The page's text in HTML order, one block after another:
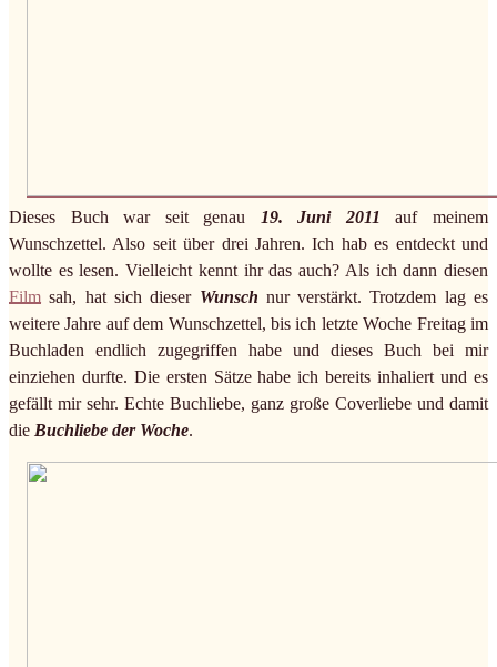
Dieses Buch war seit genau 19. Juni 2011 auf meinem
Wunschzettel. Also seit über drei Jahren. Ich hab es entdeckt und
wollte es lesen. Vielleicht kennt ihr das auch? Als ich dann diesen
Film sah, hat sich dieser Wunsch nur verstärkt. Trotzdem lag es
weitere Jahre auf dem Wunschzettel, bis ich letzte Woche Freitag im
Buchladen endlich zugegriffen habe und dieses Buch bei mir
einziehen durfte. Die ersten Sätze habe ich bereits inhaliert und es
gefällt mir sehr. Echte Buchliebe, ganz große Coverliebe und damit
die Buchliebe der Woche.